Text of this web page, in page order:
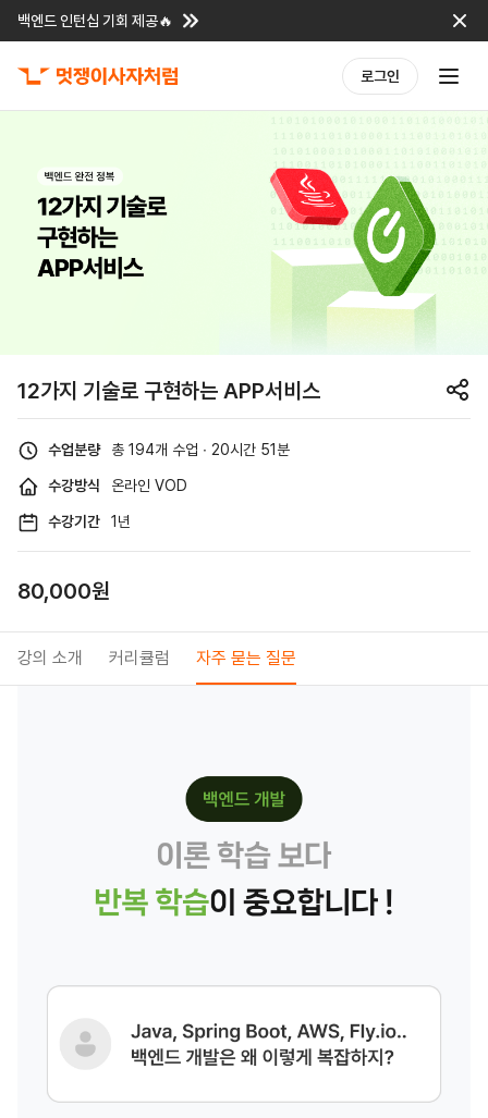
백엔드 인턴십 기회 제공🔥
로그인
12가지 기술로 구현하는 APP서비스
수업분량 총 194개 수업 ∙ 20시간 51분
수강방식 온라인 VOD
수강기간 1년
80,000원
강의 소개 커리큘럼 자주 묻는 질문